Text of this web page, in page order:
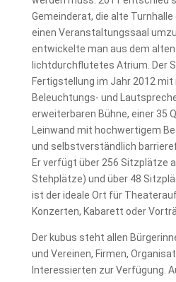
Gemeinderat, die alte
einen Veranstaltungssaal
entwickelte man aus dem
lichtdurchflutetes Atrium. Der
Fertigstellung im Jahr 2012
Beleuchtungs- und
erweiterbaren Bühne, einer 35
Leinwand mit hochwertigem
und selbstverständlich
Er verfügt über 256 Sitzplätze
Stehplätze) und über 48
ist der ideale Ort für
Konzerten, Kabarett oder
Der kubus steht allen
und Vereinen, Firmen,
Interessierten zur Verfügung.